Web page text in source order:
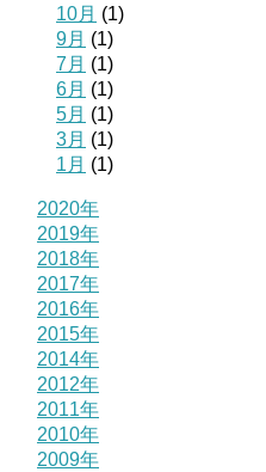
10月 (1)
9月 (1)
7月 (1)
6月 (1)
5月 (1)
3月 (1)
1月 (1)
2020年
2019年
2018年
2017年
2016年
2015年
2014年
2012年
2011年
2010年
2009年